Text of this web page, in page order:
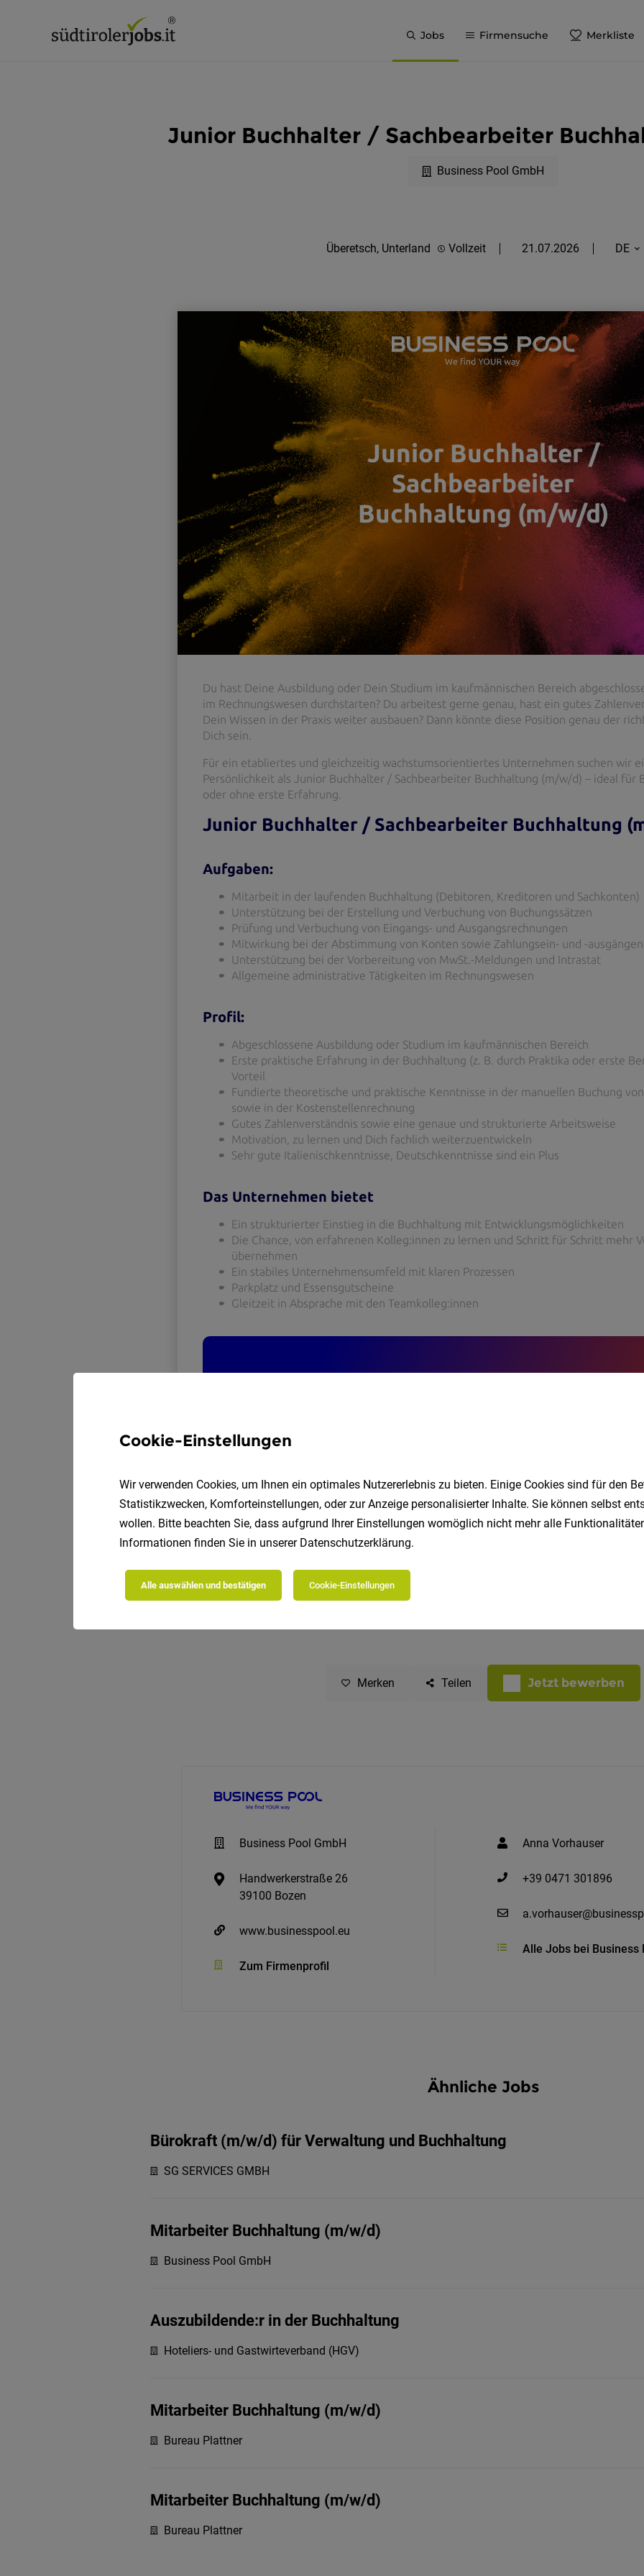
Jobs Firmensuche Merkliste
Junior Buchhalter / Sachbearbeiter
Business Pool GmbH
Überetsch, Unterland Vollzeit 21.07.2026 DE
Merken Teilen Jetzt bewerben
Business Pool GmbH
Handwerkerstraße 26
39100 Bozen
www.businesspool.eu
Zum Firmenprofil
Anna Vorhauser
+39 0471 301896
Alle Jobs bei Business
Ähnliche Jobs
Bürokraft (m/w/d) für Verwaltung und Buchhaltung
SG SERVICES GMBH
Mitarbeiter Buchhaltung (m/w/d)
Business Pool GmbH
Auszubildende:r in der Buchhaltung
Hoteliers- und Gastwirteverband (HGV)
Mitarbeiter Buchhaltung (m/w/d)
Bureau Plattner
Mitarbeiter Buchhaltung (m/w/d)
Bureau Plattner
Cookie-Einstellungen
Wir verwenden Cookies, um Ihnen ein optimales Nutzererlebnis zu bieten. Einige Cookies sind für den
Statistikzwecken, Komforteinstellungen, oder zur Anzeige personalisierter Inhalte. Sie können selbst
wollen. Bitte beachten Sie, dass aufgrund Ihrer Einstellungen womöglich nicht mehr alle
Informationen finden Sie in unserer Datenschutzerklärung.
Alle auswählen und bestätigen Cookie-Einstellungen